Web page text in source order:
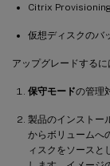
Citrix
仮想ディスクのバ
アップグレードする
保守モードの管理
製品のインストー
からボリュームへ
ィスクをソースと